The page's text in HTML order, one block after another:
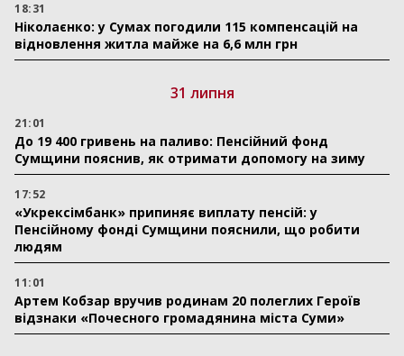
18:31
Ніколаєнко: у Сумах погодили 115 компенсацій на
відновлення житла майже на 6,6 млн грн
31 липня
21:01
До 19 400 гривень на паливо: Пенсійний фонд
Сумщини пояснив, як отримати допомогу на зиму
17:52
«Укрексімбанк» припиняє виплату пенсій: у
Пенсійному фонді Сумщини пояснили, що робити
людям
11:01
Артем Кобзар вручив родинам 20 полеглих Героїв
відзнаки «Почесного громадянина міста Суми»